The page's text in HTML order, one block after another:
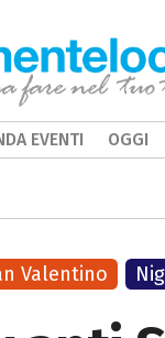
Valentino
EVENTI OGGI